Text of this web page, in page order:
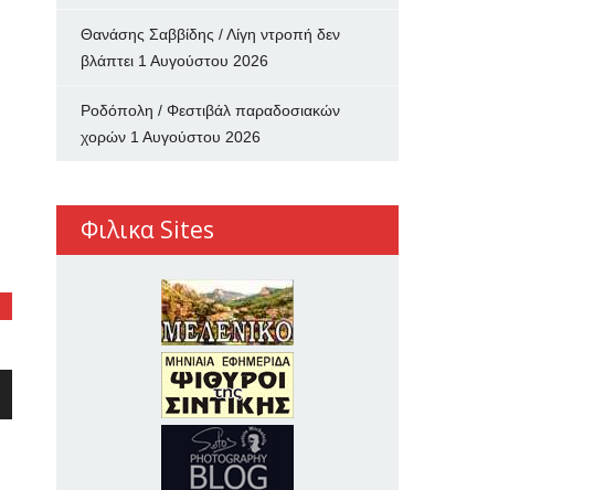
Θανάσης Σαββίδης / Λίγη ντροπή δεν
βλάπτει 1 Αυγούστου 2026
Ροδόπολη / Φεστιβάλ παραδοσιακών
χορών 1 Αυγούστου 2026
Φιλικα Sites